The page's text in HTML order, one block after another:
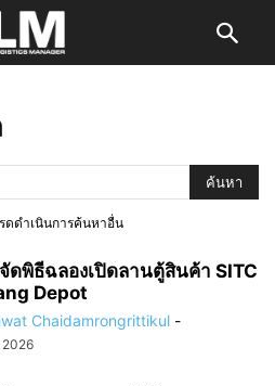
ดำเนินการค้นหาอื่น
ดพิธีฉลองเปิดลานตู้สินค้า SITC
Depot
Chaidamrongrittikul -
2026